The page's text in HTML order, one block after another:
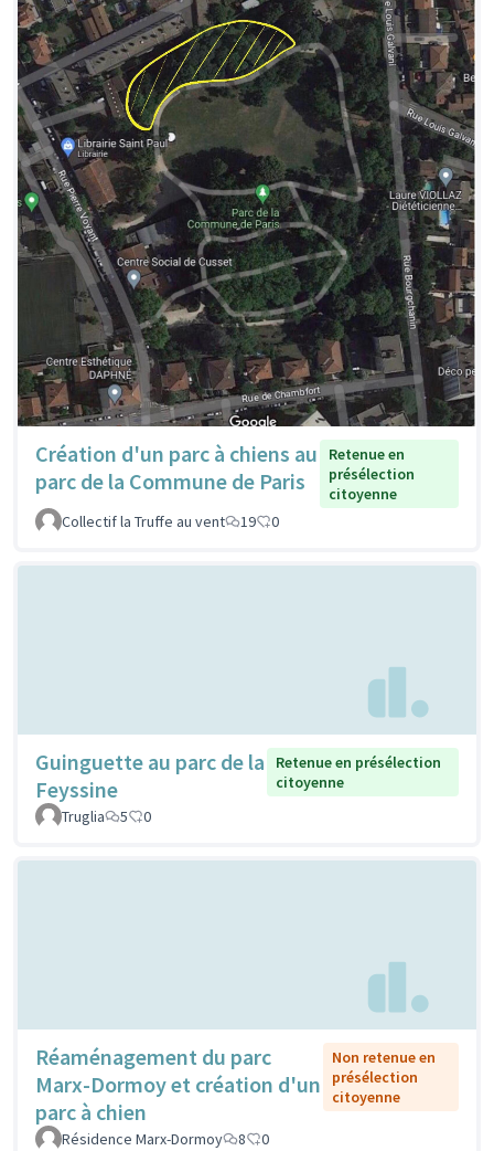
Création d'un parc à chiens au
parc de la Commune de Paris
Retenue en
présélection
citoyenne
Collectif la Truffe au vent
19 0
Guinguette au parc de la
Feyssine
Retenue en présélection
citoyenne
Truglia
5 0
Réaménagement du parc
Marx-Dormoy et création d'un
parc à chien
Non retenue en
présélection
citoyenne
Résidence Marx-Dormoy 8 0